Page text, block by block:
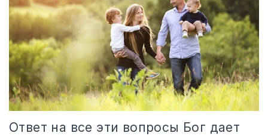
Ответ на все эти вопросы Бог дает